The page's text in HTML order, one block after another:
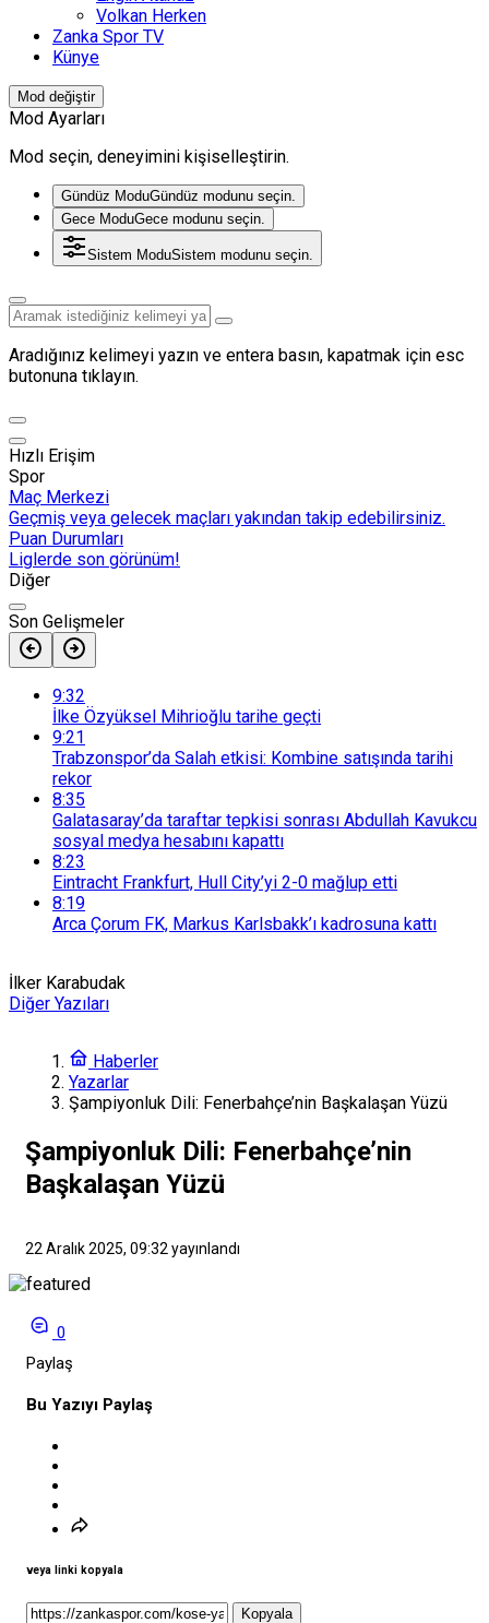
Volkan Herken
Zanka Spor TV
Künye
Mod değiştir
Mod Ayarları
Mod seçin, deneyimini kişiselleştirin.
Gündüz ModuGündüz modunu seçin.
Gece ModuGece modunu seçin.
Sistem ModuSistem modunu seçin.
Aradığınız kelimeyi yazın ve entera basın, kapatmak için esc
butonuna tıklayın.
Hızlı Erişim
Spor
Maç Merkezi
Geçmiş veya gelecek maçları yakından takip edebilirsiniz.
Puan Durumları
Liglerde son görünüm!
Diğer
Son Gelişmeler
9:32
İlke Özyüksel Mihrioğlu tarihe geçti
9:21
Trabzonspor’da Salah etkisi: Kombine satışında tarihi
rekor
8:35
Galatasaray’da taraftar tepkisi sonrası Abdullah Kavukcu
sosyal medya hesabını kapattı
8:23
Eintracht Frankfurt, Hull City’yi 2-0 mağlup etti
8:19
Arca Çorum FK, Markus Karlsbakk’ı kadrosuna kattı
İlker Karabudak
Diğer Yazıları
Haberler
Yazarlar
Şampiyonluk Dili: Fenerbahçe’nin Başkalaşan Yüzü
Şampiyonluk Dili: Fenerbahçe’nin
Başkalaşan Yüzü
22 Aralık 2025, 09:32 yayınlandı
0
Paylaş
Bu Yazıyı Paylaş
veya linki kopyala
Kopyala